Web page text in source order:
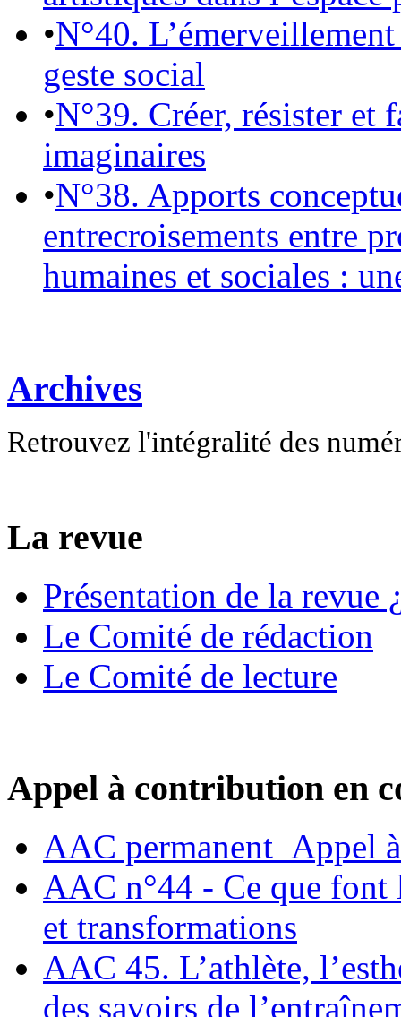
•N°40.
geste social
•N°39. Créer, résister et
imaginaires
•N°38. Apports
entrecroisements entre
humaines et sociales :
Archives
Retrouvez l'intégralité des
La revue
Présentation de la revue
Le Comité de rédaction
Le Comité de lecture
Appel à contribution en
AAC permanent_Appel
AAC n°44 - Ce que font
et transformations
AAC 45. L’athlète,
des savoirs de